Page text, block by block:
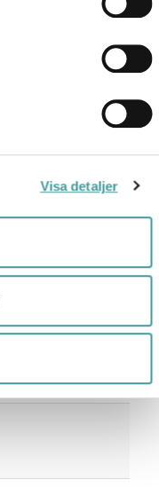
Visa detaljer